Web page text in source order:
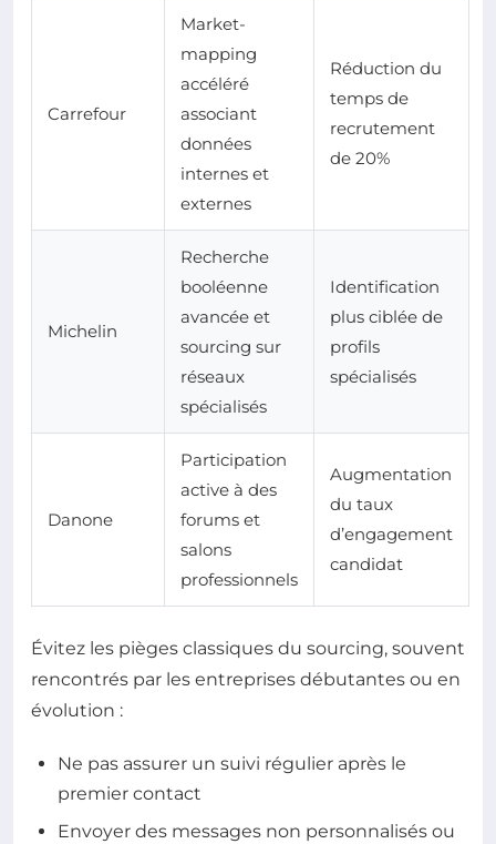
Carrefour
Market-
mapping
accéléré
associant
données
internes et
externes
Réduction du
temps de
recrutement
de 20%
Michelin
Recherche
booléenne
avancée et
sourcing sur
réseaux
spécialisés
Identification
plus ciblée de
profils
spécialisés
Danone
Participation
active à des
forums et
salons
professionnels
Augmentation
du taux
d’engagement
candidat
Évitez les pièges classiques du sourcing, souvent
rencontrés par les entreprises débutantes ou en
évolution :
Ne pas assurer un suivi régulier après le
premier contact
Envoyer des messages non personnalisés ou